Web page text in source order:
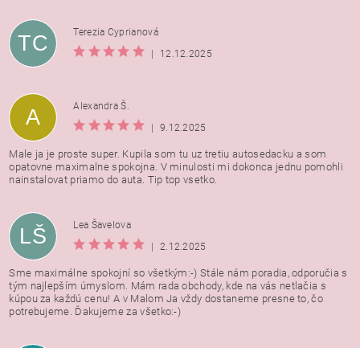
TC
Terezia Cyprianová
|
12.12.2025
A
Alexandra Š.
|
9.12.2025
Male ja je proste super. Kupila som tu uz tretiu autosedacku a som
opatovne maximalne spokojna. V minulosti mi dokonca jednu pomohli
nainstalovat priamo do auta. Tip top vsetko.
LŠ
Lea Šavelova
|
2.12.2025
Sme maximálne spokojní so všetkým:-) Stále nám poradia, odporučia s
tým najlepším úmyslom. Mám rada obchody, kde na vás netlačia s
kúpou za každú cenu! A v Malom Ja vždy dostaneme presne to, čo
potrebujeme. Ďakujeme za všetko:-)